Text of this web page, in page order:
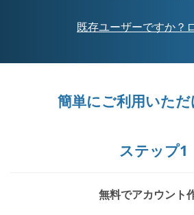
既存ユーザーですか？
簡単にご利用いただ
ステップ1
無料でアカウント